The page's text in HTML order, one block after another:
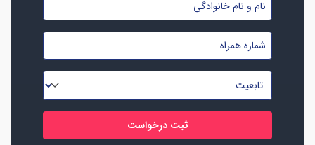
و
نام
خانوادگی
شماره
موبایل
تابعیت
*